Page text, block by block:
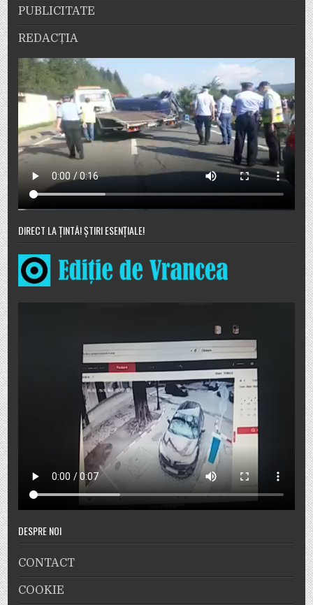
PUBLICITATE
REDACȚIA
DIRECT LA ȚINTĂ! ȘTIRI ESENȚIALE!
DESPRE NOI
CONTACT
COOKIE